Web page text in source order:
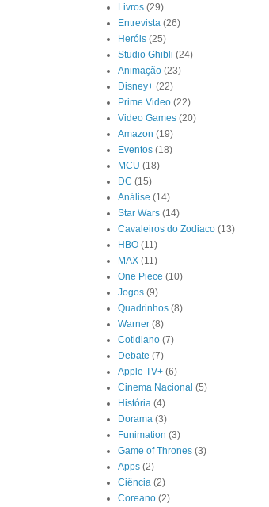
Livros (29)
Entrevista (26)
Heróis (25)
Studio Ghibli (24)
Animação (23)
Disney+ (22)
Prime Video (22)
Video Games (20)
Amazon (19)
Eventos (18)
MCU (18)
DC (15)
Análise (14)
Star Wars (14)
Cavaleiros do Zodiaco (13)
HBO (11)
MAX (11)
One Piece (10)
Jogos (9)
Quadrinhos (8)
Warner (8)
Cotidiano (7)
Debate (7)
Apple TV+ (6)
Cinema Nacional (5)
História (4)
Dorama (3)
Funimation (3)
Game of Thrones (3)
Apps (2)
Ciência (2)
Coreano (2)